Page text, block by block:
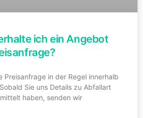
ich ein Angebot
Preisanfrage in der Regel innerhalb
Sie uns Details zu Abfallart
haben, senden wir